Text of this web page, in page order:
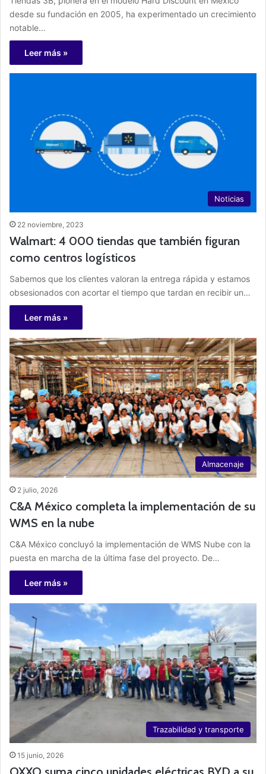
desde su fundación en 2005, ha experimentado un crecimiento
notable…
Leer más »
Noticias
22 noviembre, 2023
Walmart: 4 000 tiendas que también figuran
como centros logísticos
Sabemos que los clientes valoran la entrega rápida y estamos
obsesionados con acortar el tiempo que tardan en recibir un…
Leer más »
Almacenaje
2 julio, 2026
C&A México completa la implementación de su
WMS en la nube
C&A México concluyó la implementación de WMS Nube con la
puesta en marcha de la última fase del proyecto. De…
Leer más »
Trazabilidad y transporte
15 junio, 2026